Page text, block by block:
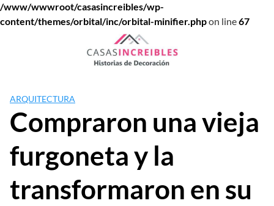
/www/wwwroot/casasincreibles/wp-
content/themes/orbital/inc/orbital-minifier.phpon line67
ARQUITECTURA
Compraron una vieja
furgoneta y la
transformaron en su